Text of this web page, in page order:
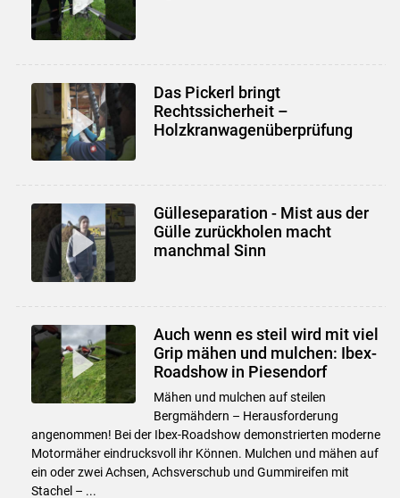
Das Pickerl bringt
Rechtssicherheit –
Holzkranwagenüberprüfung
Gülleseparation - Mist aus der
Gülle zurückholen macht
manchmal Sinn
Auch wenn es steil wird mit viel
Grip mähen und mulchen: Ibex-
Roadshow in Piesendorf
Mähen und mulchen auf steilen
Bergmähdern – Herausforderung
angenommen! Bei der Ibex-Roadshow demonstrierten moderne
Motormäher eindrucksvoll ihr Können. Mulchen und mähen auf
ein oder zwei Achsen, Achsverschub und Gummireifen mit
Stachel – ...